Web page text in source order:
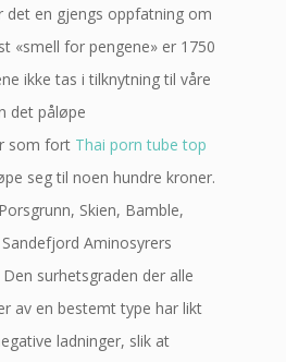
det en gjengs oppfatning om
«smell for pengene» er 1750
ikke tas i tilknytning til våre
det påløpe
som fort Thai porn tube top
seg til noen hundre kroner.
Skien, Bamble,
Aminosyrers
surhetsgraden der alle
av en bestemt type har likt
ladninger, slik at